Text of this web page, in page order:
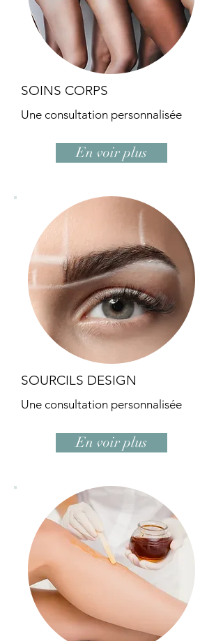
SOINS CORPS
Une consultation personnalisée
En voir plus
SOURCILS DESIGN
Une consultation personnalisée
En voir plus